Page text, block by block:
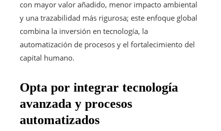
con mayor valor añadido, menor impacto ambiental
y una trazabilidad más rigurosa; este enfoque global
combina la inversión en tecnología, la
automatización de procesos y el fortalecimiento del
capital humano.
Opta por integrar tecnología
avanzada y procesos
automatizados